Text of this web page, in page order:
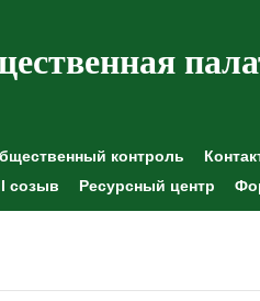
контроль
созыв
Ресурсный центр